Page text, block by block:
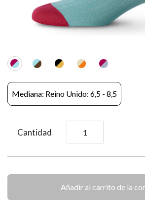
Mediana: Reino Unido: 6,5 - 8,5
Cantidad
Añadir al carrito de la